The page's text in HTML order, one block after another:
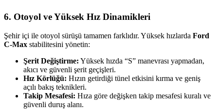
6. Otoyol ve Yüksek Hız Dinamikleri
Şehir içi ile otoyol sürüşü tamamen farklıdır. Yüksek hızlarda Ford
C-Max stabilitesini yönetin:
Şerit Değiştirme: Yüksek hızda “S” manevrası yapmadan,
akıcı ve güvenli şerit geçişleri.
Hız Körlüğü: Hızın getirdiği tünel etkisini kırma ve geniş
açılı bakış teknikleri.
Takip Mesafesi: Hıza göre değişken takip mesafesi kuralı ve
güvenli duruş alanı.